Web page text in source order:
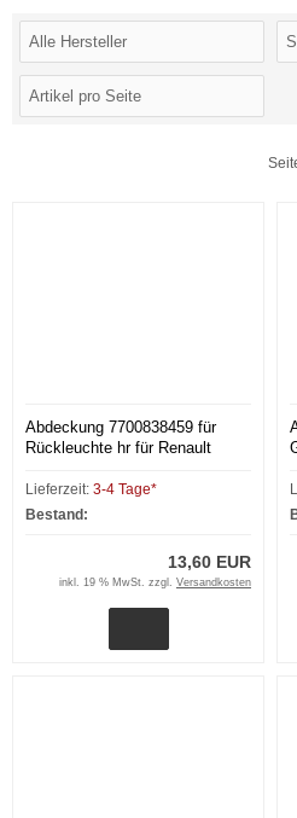
Abdeckung 7700838459 für
Rückleuchte hr für Renault
Lieferzeit: 3-4 Tage*
Bestand:
13,60 EUR
inkl. 19 % MwSt. zzgl. Versandkosten